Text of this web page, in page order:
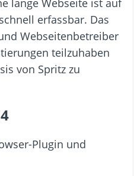
lange Webseite ist auf
erfassbar. Das
Webseitenbetreiber
teilzuhaben
von Spritz zu
Plugin und